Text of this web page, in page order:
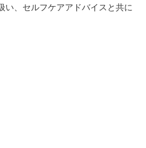
い、セルフケアアドバイスと共に